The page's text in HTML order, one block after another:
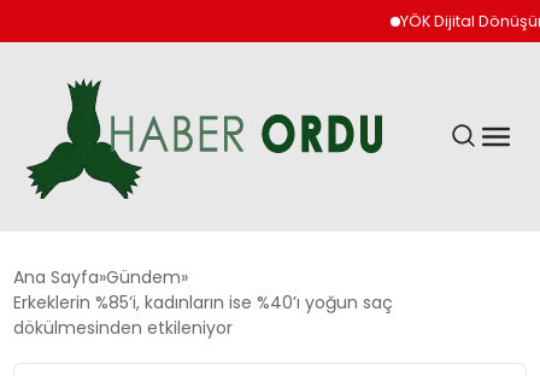
YÖK Dijital Dönüşüm
GÜNDEM
DÜNYA
Ana Sayfa Gündem
Erkeklerin %85’i, kadınların ise %40’ı yoğun saç
dökülmesinden etkileniyor